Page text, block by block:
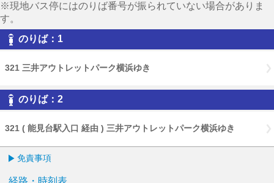
※現地バス停にはのりば番号が振られていない場合がありま
す。
のりば：1
321 三井アウトレットパーク横浜ゆき
のりば：2
321 ( 能見台駅入口 経由 ) 三井アウトレットパーク横浜ゆき
免責事項